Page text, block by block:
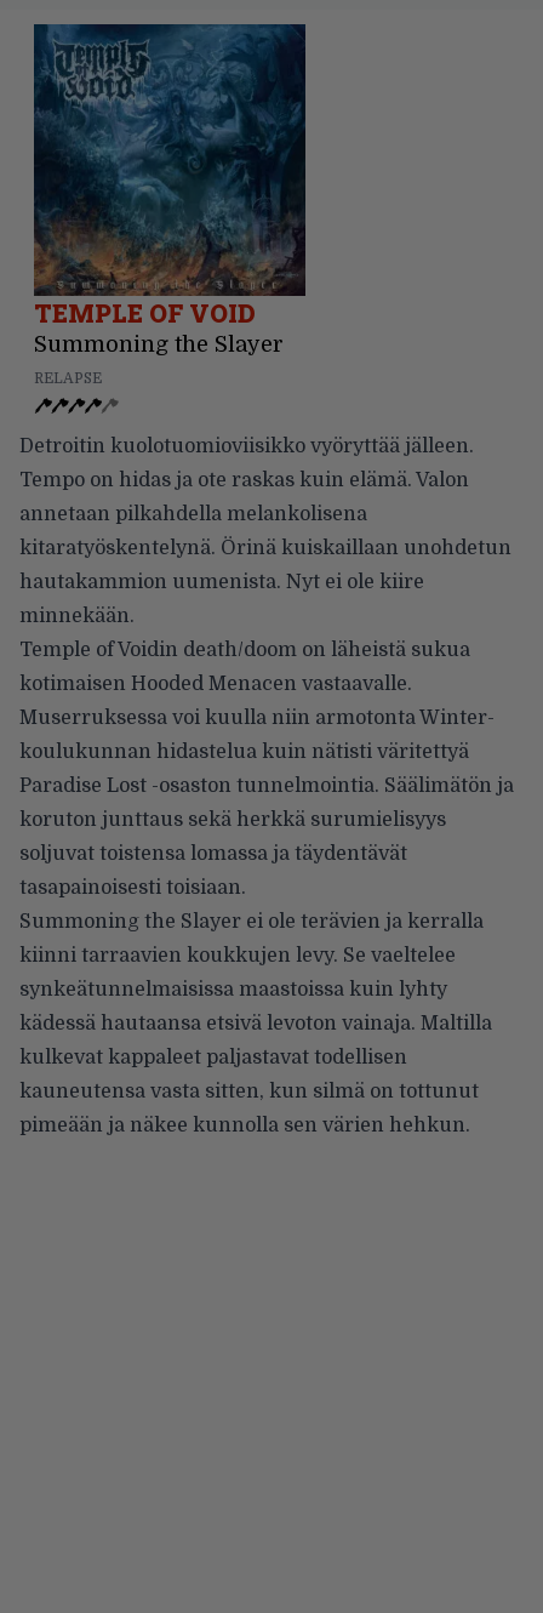
TEMPLE OF VOID
Summoning the Slayer
RELAPSE
Detroitin kuolotuomioviisikko vyöryttää jälleen.
Tempo on hidas ja ote raskas kuin elämä. Valon
annetaan pilkahdella melankolisena
kitaratyöskentelynä. Örinä kuiskaillaan unohdetun
hautakammion uumenista. Nyt ei ole kiire
minnekään.
Temple of Voidin death/doom on läheistä sukua
kotimaisen Hooded Menacen vastaavalle.
Muserruksessa voi kuulla niin armotonta Winter-
koulukunnan hidastelua kuin nätisti väritettyä
Paradise Lost -osaston tunnelmointia. Säälimätön ja
koruton junttaus sekä herkkä surumielisyys
soljuvat toistensa lomassa ja täydentävät
tasapainoisesti toisiaan.
Summoning the Slayer ei ole terävien ja kerralla
kiinni tarraavien koukkujen levy. Se vaeltelee
synkeätunnelmaisissa maastoissa kuin lyhty
kädessä hautaansa etsivä levoton vainaja. Maltilla
kulkevat kappaleet paljastavat todellisen
kauneutensa vasta sitten, kun silmä on tottunut
pimeään ja näkee kunnolla sen värien hehkun.